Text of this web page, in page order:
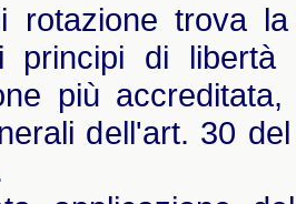
rotazione trova
principi di
più
dell'art. 30